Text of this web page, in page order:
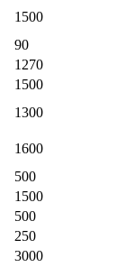
1500
90
1270
1500
1300
1600
500
1500
500
250
3000